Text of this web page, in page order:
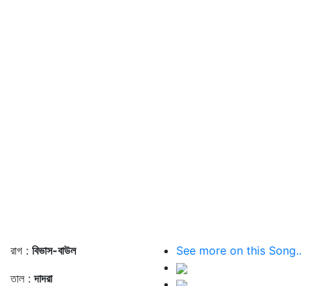
রাগ : বিভাস-বাউল
তাল :দাদরা
See more on this Song..